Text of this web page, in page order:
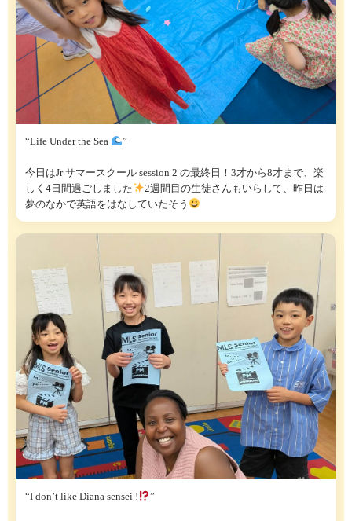
“Life Under the Sea ”
今日はJr サマースクール session 2 の最終日！3才から8才まで、楽
しく4日間過ごしました
2週間目の生徒さんもいらして、昨日は
夢のなかで英語をはなしていたそう
“I don’t like Diana sensei ! ”